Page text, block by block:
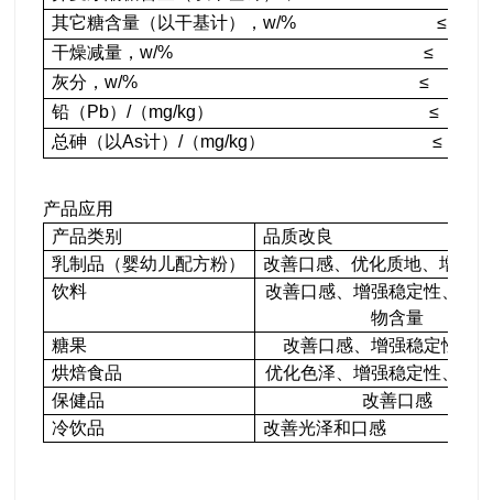
其它糖含量（以干基计），w/% ≤
干燥减量，w/% ≤
灰分，w/% ≤
铅（Pb）/（mg/kg） ≤
总砷（以As计）/（mg/kg） ≤
产品应用
产品类别
品质改良
乳制品（婴幼儿配方粉）
改善口感、优化质地、增强
饮料
改善口感、增强稳定性、增
物含量
糖果
改善口感、增强稳定性、
烘焙食品
优化色泽、增强稳定性、降
保健品
改善口感
冷饮品
改善光泽和口感